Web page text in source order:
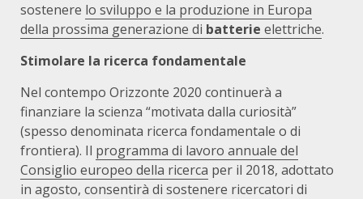
sostenere lo sviluppo e la produzione in Europa
della prossima generazione di batterie elettriche.
Stimolare la ricerca fondamentale
Nel contempo Orizzonte 2020 continuerà a
finanziare la scienza “motivata dalla curiosità”
(spesso denominata ricerca fondamentale o di
frontiera). Il programma di lavoro annuale del
Consiglio europeo della ricerca per il 2018, adottato
in agosto, consentirà di sostenere ricercatori di